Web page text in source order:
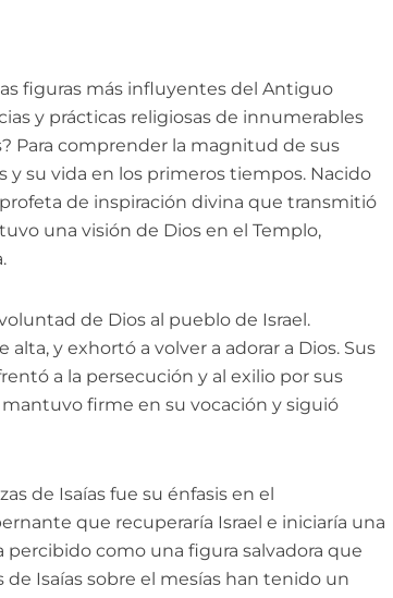
figuras más influyentes del Antiguo
y prácticas religiosas de innumerables
Para comprender la magnitud de sus
y su vida en los primeros tiempos. Nacido
de inspiración divina que transmitió
una visión de Dios en el Templo,
de Dios al pueblo de Israel.
y exhortó a volver a adorar a Dios. Sus
a la persecución y al exilio por sus
mantuvo firme en su vocación y siguió
de Isaías fue su énfasis en el
que recuperaría Israel e iniciaría una
percibido como una figura salvadora que
de Isaías sobre el mesías han tenido un